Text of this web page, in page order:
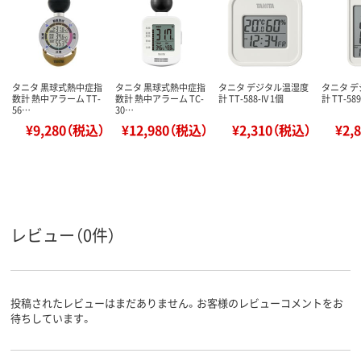
タニタ 黒球式熱中症指
数計 熱中アラーム TT-
56…
¥9,280（税込）
タニタ 黒球式熱中症指
数計 熱中アラーム TC-
30…
¥12,980（税込）
タニタ デジタル温湿度
計 TT-588-IV 1個
¥2,310（税込）
タニタ
計 TT-
レビュー（0件）
投稿されたレビューはまだありません。お客様のレビューコメントをお
待ちしています。